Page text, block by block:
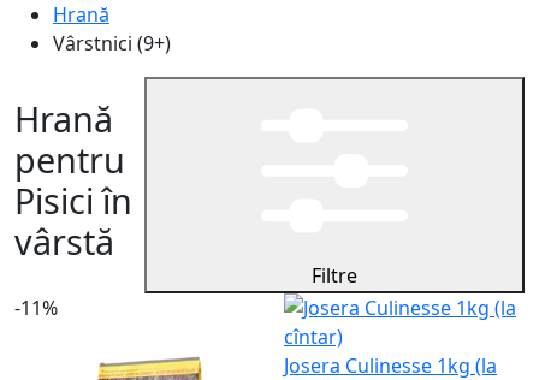
Hrană
Vârstnici (9+)
Hrană
pentru
Pisici în
vârstă
Filtre
-11%
Josera Culinesse 1kg (la